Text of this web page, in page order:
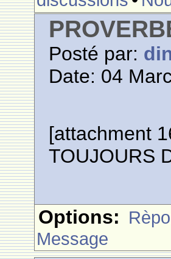
Posté par:
Date: 04
[attachment
TOUJOURS
Options:
Message